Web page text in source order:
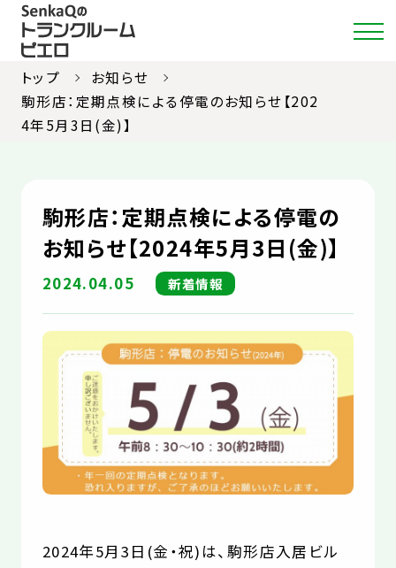
ご利用ガイド
約款
お部屋紹介
お知らせ
お役立コラム
よくあるご質問
トップ
お知らせ
駒形店：定期点検による停電のお知らせ【202
4年5月3日(金)】
駒形店：定期点検による停電の
お知らせ【2024年5月3日(金)】
2024.04.05 新着情報
2024年5月3日(金・祝)は、駒形店入居ビル